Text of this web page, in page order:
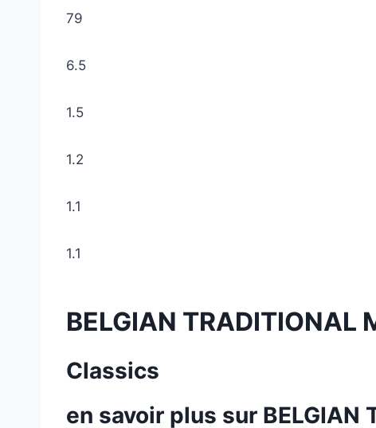
79
6.5
1.5
1.2
1.1
1.1
BELGIAN TRADITIONAL
Classics
en savoir plus sur BELGIAN